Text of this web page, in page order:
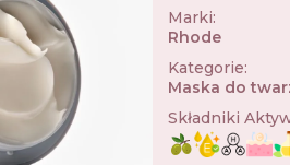
Marki:
Rhode
Kategorie:
Maska do
Składniki